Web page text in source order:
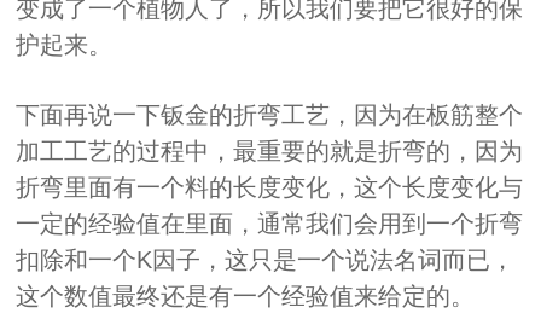
变成了一个植物人了，所以我们要把它很好的保
护起来。
下面再说一下钣金的折弯工艺，因为在板筋整个
加工工艺的过程中，最重要的就是折弯的，因为
折弯里面有一个料的长度变化，这个长度变化与
一定的经验值在里面，通常我们会用到一个折弯
扣除和一个K因子，这只是一个说法名词而已，
这个数值最终还是有一个经验值来给定的。